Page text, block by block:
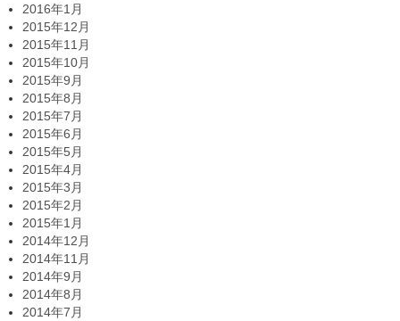
2016年1月
2015年12月
2015年11月
2015年10月
2015年9月
2015年8月
2015年7月
2015年6月
2015年5月
2015年4月
2015年3月
2015年2月
2015年1月
2014年12月
2014年11月
2014年9月
2014年8月
2014年7月